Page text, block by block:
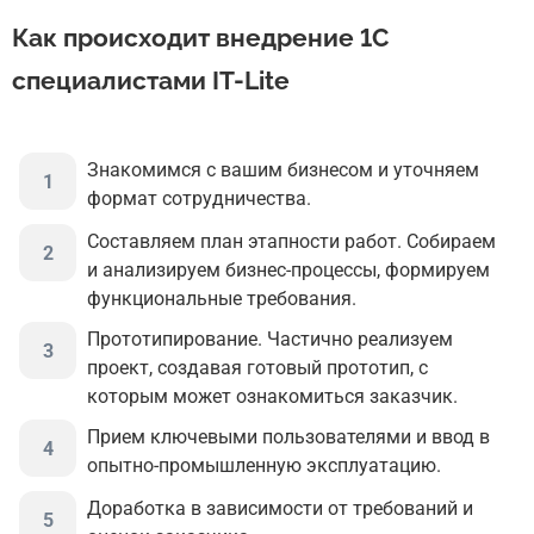
Как происходит внедрение 1С
специалистами IT-Lite
Знакомимся с вашим бизнесом и уточняем
формат сотрудничества.
Составляем план этапности работ. Собираем
и анализируем бизнес-процессы, формируем
функциональные требования.
Прототипирование. Частично реализуем
проект, создавая готовый прототип, с
которым может ознакомиться заказчик.
Прием ключевыми пользователями и ввод в
опытно-промышленную эксплуатацию.
Доработка в зависимости от требований и